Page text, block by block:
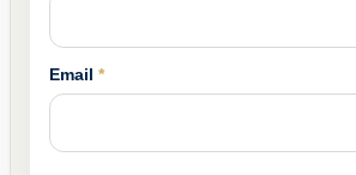
Email *